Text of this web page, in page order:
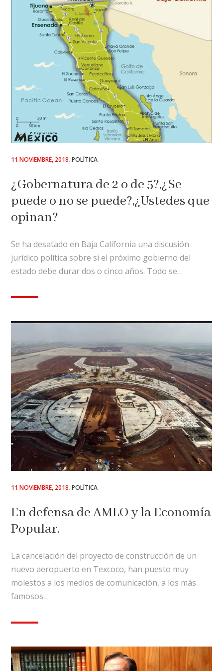
POSTED
11 NOVIEMBRE, 2018 POLÍTICA
¿Gobernatura de 2 o de 5?,¿Se
puede o no se puede?,¿Ustedes que
opinan?
Se ha desatado en Baja California una discusión
jurídico política sobre si el próximo gobierno del
estado debe durar dos o cinco años. Todo se…
POSTED
11 NOVIEMBRE, 2018 POLÍTICA
En defensa de AMLO y la Economía
Popular.
La cancelación del proyecto de construcción de un
nuevo aeropuerto en Texcoco, han puesto muy
molestos a los medios de comunicación, a los más
famosos…